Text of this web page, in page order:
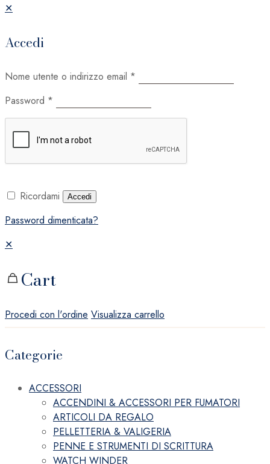
✕
Accedi
Nome utente o indirizzo email *
Password *
Ricordami Accedi
Password dimenticata?
✕
Cart
Procedi con l'ordine Visualizza carrello
Categorie
ACCESSORI
ACCENDINI & ACCESSORI PER FUMATORI
ARTICOLI DA REGALO
PELLETTERIA & VALIGERIA
PENNE E STRUMENTI DI SCRITTURA
WATCH WINDER